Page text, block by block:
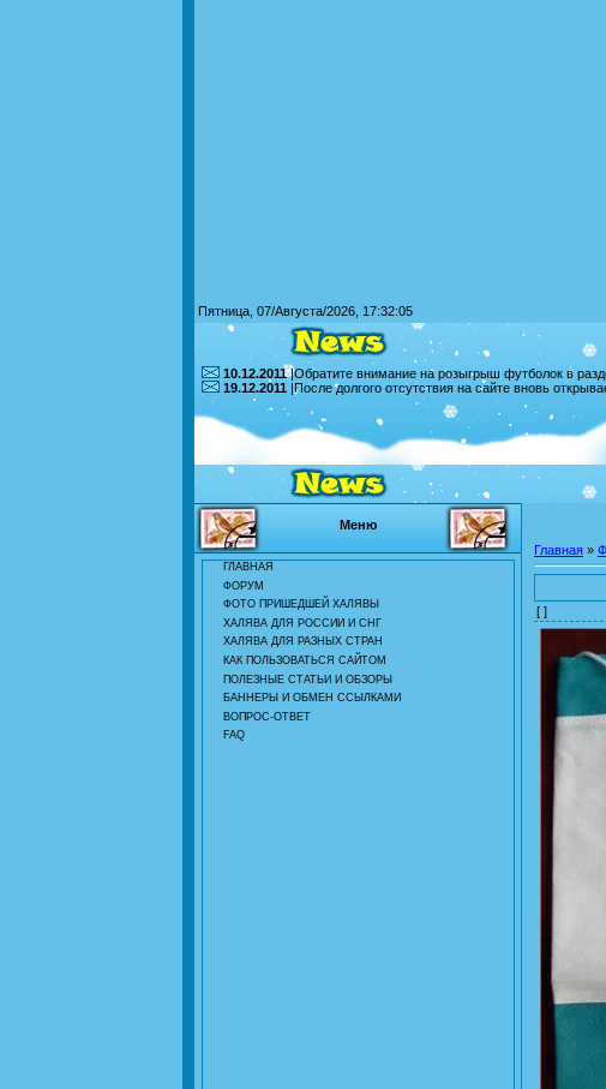
Пятница, 07/Августа/2026, 17:32:05
10.12.2011|Обратите внимание на розыгрыш футболок в
19.12.2011 |После долгого отсутствия на сайте вновь
Меню
ГЛАВНАЯ
ФОРУМ
ФОТО ПРИШЕДШЕЙ ХАЛЯВЫ
ХАЛЯВА ДЛЯ РОССИИ И СНГ
ХАЛЯВА ДЛЯ РАЗНЫХ СТРАН
КАК ПОЛЬЗОВАТЬСЯ САЙТОМ
ПОЛЕЗНЫЕ СТАТЬИ И ОБЗОРЫ
БАННЕРЫ И ОБМЕН ССЫЛКАМИ
ВОПРОС-ОТВЕТ
FAQ
Главная »
[ ]